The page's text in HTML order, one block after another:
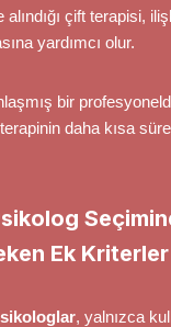
çift terapisi,
yardımcı olur.
bir
daha kısa
Ek Kriterler
, yalnızca